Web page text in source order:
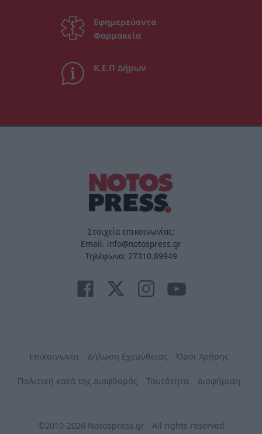
Εφημερεύοντα
Φαρμακεία
Κ.Ε.Π Δήμων
Στοιχεία επικοινωνίας:
Email. info@notospress.gr
Τηλέφωνο: 27310.89949
Επικοινωνία Δήλωση Εχεμύθειας Όροι Χρήσης
Πολιτική κατά της Διαφθοράς Ταυτότητα Διαφήμιση
©2010-2026 Notospress.gr - All rights reserved